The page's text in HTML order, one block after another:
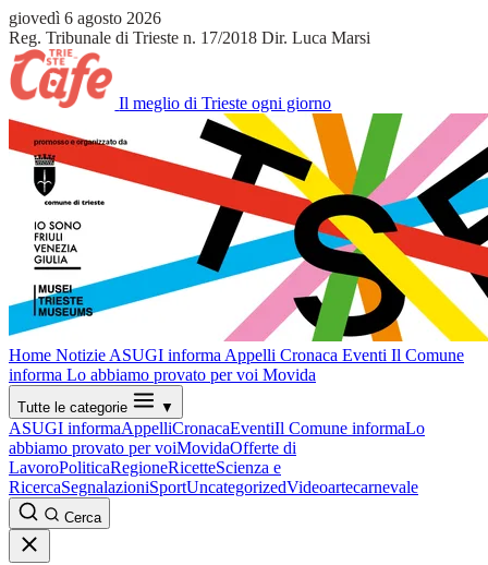
giovedì 6 agosto 2026
Reg. Tribunale di Trieste n. 17/2018 Dir. Luca Marsi
Il meglio di Trieste ogni giorno
Home Notizie ASUGI informa Appelli Cronaca Eventi Il Comune
informa Lo abbiamo provato per voi Movida
Tutte le categorie ▼
ASUGI informaAppelliCronacaEventiIl Comune informaLo
abbiamo provato per voiMovidaOfferte di
LavoroPoliticaRegioneRicetteScienza e
RicercaSegnalazioniSportUncategorizedVideoartecarnevale
Cerca